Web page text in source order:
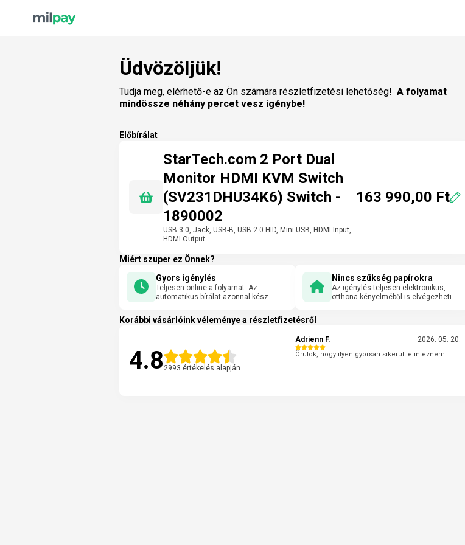
Üdvözöljük!
Tudja meg, elérhető-e az Ön számára részletfizetési lehetőség! A folyamat
mindössze néhány percet vesz igénybe!
Előbírálat
StarTech.com 2 Port Dual
Monitor HDMI KVM Switch
(SV231DHU34K6) Switch -
1890002
USB 3.0, Jack, USB-B, USB 2.0 HID, Mini USB, HDMI Input,
HDMI Output
163 990,00 Ft
Miért szuper ez Önnek?
Gyors igénylés
Teljesen online a folyamat. Az
automatikus bírálat azonnal kész.
Nincs szükség papírokra
Az igénylés teljesen elektronikus,
otthona kényelméből is elvégezheti.
Korábbi vásárlóink véleménye a részletfizetésről
4.8 2993 értékelés alapján
Adrienn F. 2026. 05. 20.
Örülök, hogy ilyen gyorsan sikerült elintéznem.